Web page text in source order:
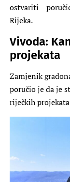
ostvariti –
Rijeka.
Vivoda:
projekata
Zamjenik
poručio je da je
riječkih